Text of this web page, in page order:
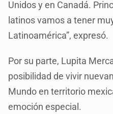
Unidos y en Canadá.
latinos vamos a tener
Latinoamérica”, expresó.
Por su parte, Lupita
posibilidad de vivir
Mundo en territorio
emoción especial.